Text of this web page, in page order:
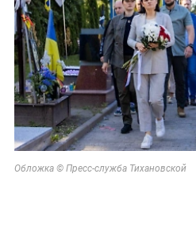
Обложка © Пресс-служба Тихановской